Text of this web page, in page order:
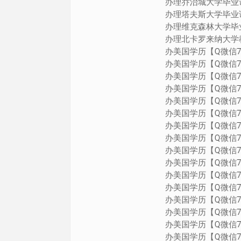
办理乔治城大学毕
办理塔夫斯大学毕
办理维克森林大学
办理北卡罗来纳大
办美国学历【Q微
办美国学历【Q微信
办美国学历【Q微
办美国学历【Q微
办美国学历【Q微
办美国学历【Q微
办美国学历【Q微
办美国学历【Q微
办美国学历【Q微
办美国学历【Q微
办美国学历【Q微
办美国学历【Q微
办美国学历【Q微信
办美国学历【Q微
办美国学历【Q微
办美国学历【Q微信